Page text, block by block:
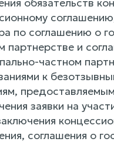
по соглашению о
партнерстве и
частном
к
заявки на
соглашения о